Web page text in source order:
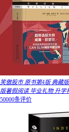
笑傲股市 原书第4版 典藏
版暑假阅读 毕业礼物 升学
50000条评价